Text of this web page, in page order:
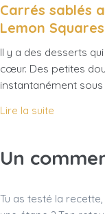
Carrés sablés
Lemon Squares
Il y a des desserts
cœur. Des petites
instantanément sous
Lire la suite
Un
Tu as testé la